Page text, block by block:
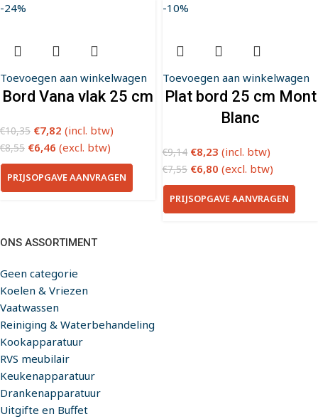
ONS ASSORTIMENT
Geen categorie
Koelen & Vriezen
Vaatwassen
Reiniging & Waterbehandeling
Kookapparatuur
RVS meubilair
Keukenapparatuur
Drankenapparatuur
Uitgifte en Buffet
-24%
Toevoegen aan winkelwagen
Bord Vana vlak 25 cm
€10,35 €7,82 (incl. btw)
€8,55 €6,46 (excl. btw)
PRIJSOPGAVE AANVRAGEN
-10%
Toevoegen aan winkelwagen
Plat bord 25 cm Mont
Blanc
€9,14 €8,23 (incl. btw)
€7,55 €6,80 (excl. btw)
PRIJSOPGAVE AANVRAGEN